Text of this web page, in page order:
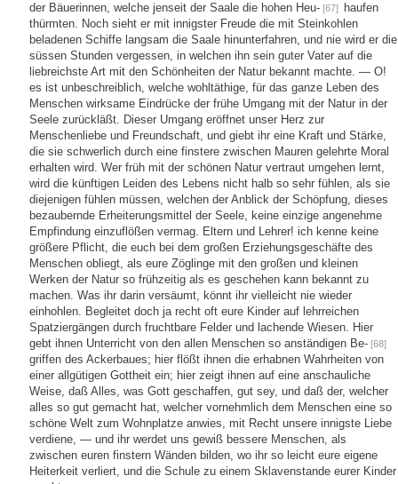
der Bäuerinnen, welche jenseit der Saale die hohen Heu- [67]
haufen
thürmten. Noch sieht er mit innigster Freude die mit Steinkohlen
beladenen Schiffe langsam die Saale hinunterfahren, und nie wird er die
süssen Stunden vergessen, in welchen ihn sein guter Vater auf die
liebreichste Art mit den Schönheiten der Natur bekannt machte. — O!
es ist unbeschreiblich, welche wohltäthige, für das ganze Leben des
Menschen wirksame Eindrücke der frühe Umgang mit der Natur in der
Seele zurückläßt. Dieser Umgang eröffnet unser Herz zur
Menschenliebe und Freundschaft, und giebt ihr eine Kraft und Stärke,
die sie schwerlich durch eine finstere zwischen Mauren gelehrte Moral
erhalten wird. Wer früh mit der schönen Natur vertraut umgehen lernt,
wird die künftigen Leiden des Lebens nicht halb so sehr fühlen, als sie
diejenigen fühlen müssen, welchen der Anblick der Schöpfung, dieses
bezaubernde Erheiterungsmittel der Seele, keine einzige angenehme
Empfindung einzuflößen vermag. Eltern und Lehrer! ich kenne keine
größere Pflicht, die euch bei dem großen Erziehungsgeschäfte des
Menschen obliegt, als eure Zöglinge mit den großen und kleinen
Werken der Natur so frühzeitig als es geschehen kann bekannt zu
machen. Was ihr darin versäumt, könnt ihr vielleicht nie wieder
einhohlen. Begleitet doch ja recht oft eure Kinder auf lehrreichen
Spatziergängen durch fruchtbare Felder und lachende Wiesen. Hier
gebt ihnen Unterricht von den allen Menschen so anständigen Be- [68]
griffen des Ackerbaues; hier flößt ihnen die erhabnen Wahrheiten von
einer allgütigen Gottheit ein; hier zeigt ihnen auf eine anschauliche
Weise, daß Alles, was Gott geschaffen, gut sey, und daß der, welcher
alles so gut gemacht hat, welcher vornehmlich dem Menschen eine so
schöne Welt zum Wohnplatze anwies, mit Recht unsere innigste Liebe
verdiene, — und ihr werdet uns gewiß bessere Menschen, als
zwischen euren finstern Wänden bilden, wo ihr so leicht eure eigene
Heiterkeit verliert, und die Schule zu einem Sklavenstande eurer Kinder